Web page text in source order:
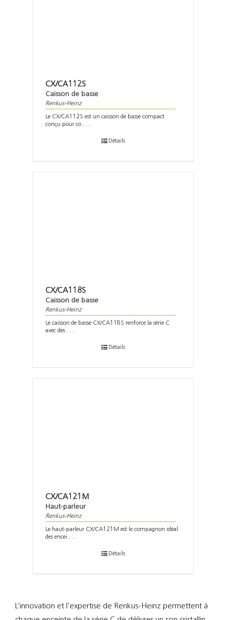
CX/CA112S
Caisson de basse
Renkus-Heinz
Le CX/CA112S est un caisson de basse compact
conçu pour co . . .
Détails
CX/CA118S
Caisson de basse
Renkus-Heinz
Le caisson de basse CX/CA118S renforce la série C
avec des . . .
Détails
CX/CA121M
Haut-parleur
Renkus-Heinz
Le haut-parleur CX/CA121M est le compagnon idéal
des encei . . .
Détails
L’innovation et l’expertise de Renkus-Heinz permettent à